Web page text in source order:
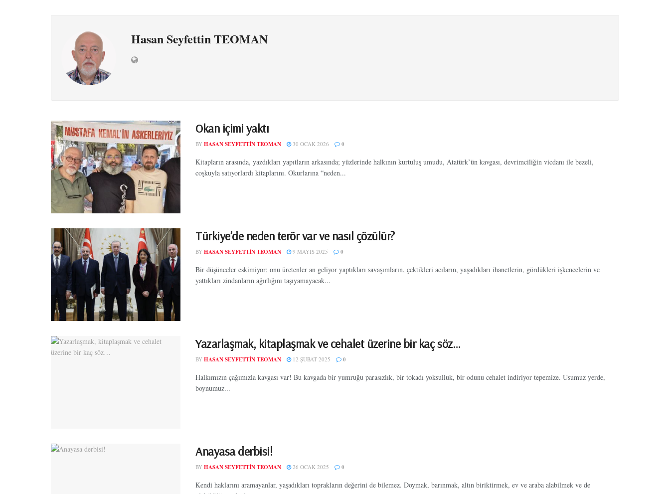
Hasan Seyfettin TEOMAN
Okan içimi yaktı
BY HASAN SEYFETTIN TEOMAN 30 OCAK 2026 0
Kitapların arasında, yazdıkları yapıtların arkasında; yüzlerinde halkının kurtuluş umudu, Atatürk’ün kavgası, devrimciliğin vicdanı ile bezeli,
coşkuyla satıyorlardı kitaplarını. Okurlarına “neden...
Türkiye’de neden terör var ve nasıl çözülür?
BY HASAN SEYFETTIN TEOMAN 9 MAYIS 2025 0
Bir düşünceler eskimiyor; onu üretenler an geliyor yaptıkları savaşımların, çektikleri acıların, yaşadıkları ihanetlerin, gördükleri işkencelerin ve
yattıkları zindanların ağırlığını taşıyamayacak...
Yazarlaşmak, kitaplaşmak ve cehalet üzerine bir kaç söz…
BY HASAN SEYFETTIN TEOMAN 12 ŞUBAT 2025 0
Halkımızın çağımızla kavgası var! Bu kavgada bir yumruğu parasızlık, bir tokadı yoksulluk, bir odunu cehalet indiriyor tepemize. Usumuz yerde,
boynumuz...
Anayasa derbisi!
BY HASAN SEYFETTIN TEOMAN 26 OCAK 2025 0
Kendi haklarını aramayanlar, yaşadıkları toprakların değerini de bilemez. Doymak, barınmak, altın biriktirmek, ev ve araba alabilmek ve de